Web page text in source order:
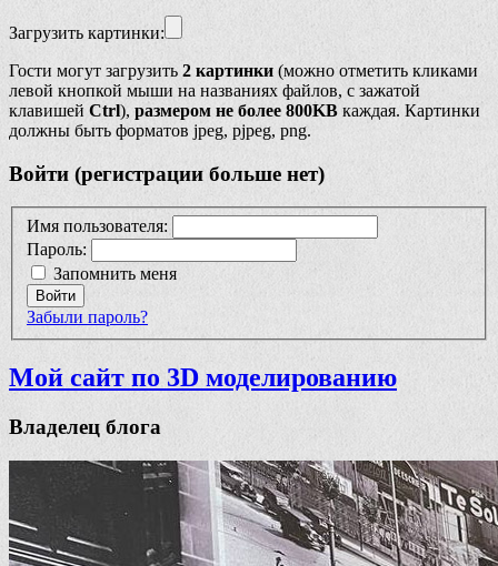
Загрузить картинки:
Гости могут загрузить 2 картинки (можно отметить кликами
левой кнопкой мыши на названиях файлов, с зажатой
клавишей Ctrl), размером не более 800KB каждая. Картинки
должны быть форматов jpeg, pjpeg, png.
Войти (регистрации больше нет)
Имя пользователя:
Пароль:
Запомнить меня
Войти
Забыли пароль?
Мой сайт по 3D моделированию
Владелец блога